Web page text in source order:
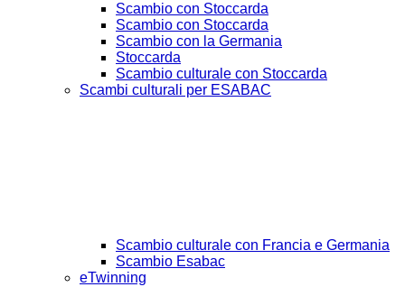
Scambio con Stoccarda
Scambio con Stoccarda
Scambio con la Germania
Stoccarda
Scambio culturale con Stoccarda
Scambi culturali per ESABAC
Scambio culturale con Francia e Germania
Scambio Esabac
eTwinning